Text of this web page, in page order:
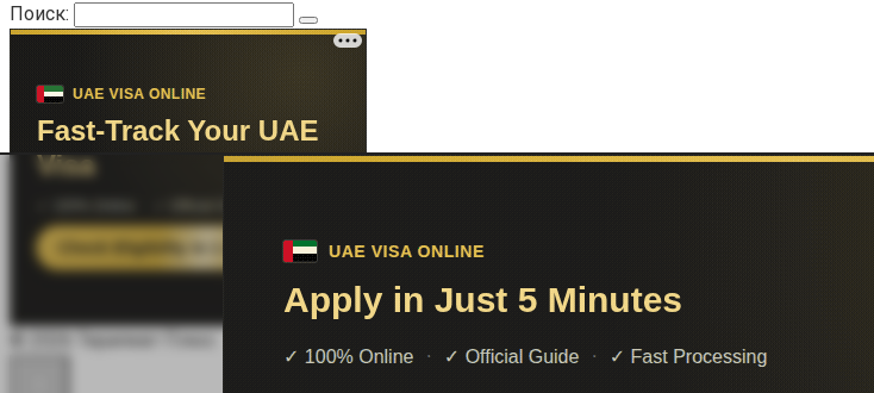
Поиск:
© 2026 Терапевт Плюс